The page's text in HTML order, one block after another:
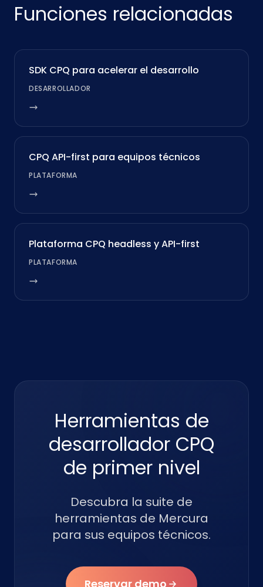
Funciones relacionadas
SDK CPQ para acelerar el desarrollo
DESARROLLADOR
CPQ API-first para equipos técnicos
PLATAFORMA
Plataforma CPQ headless y API-first
PLATAFORMA
Herramientas de
desarrollador CPQ
de primer nivel
Descubra la suite de
herramientas de Mercura
para sus equipos técnicos.
Reservar demo